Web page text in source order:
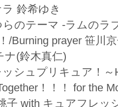
鈴希ゆき
のテーマ -ラムのラ
/Burning prayer 笹川
ナ(鈴木真仁)
シュプリキュア！～
！！！ for the
子 with キュアフレッ